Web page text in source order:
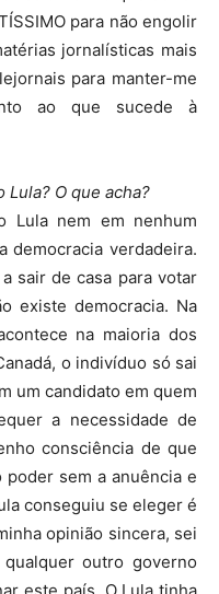
para não engolir
jornalísticas mais
para manter-me
ao que sucede à
Lula? O que acha?
Lula nem em nenhum
democracia verdadeira.
sair de casa para votar
existe democracia. Na
na maioria dos
o indivíduo só sai
um candidato em quem
a necessidade de
consciência de que
sem a anuência e
conseguiu se eleger é
opinião sincera, sei
outro governo